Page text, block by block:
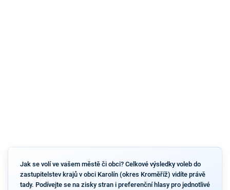
Jak se volí ve vašem městě či obci? Celkové výsledky voleb do
zastupitelstev krajů v obci Karolín (okres Kroměříž) vidíte právě
tady. Podívejte se na zisky stran i preferenční hlasy pro jednotlivé